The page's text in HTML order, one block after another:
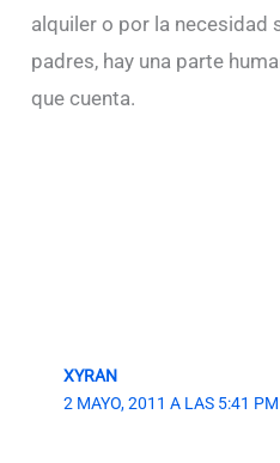
alquiler o por la necesidad
padres, hay una parte
que cuenta.
XYRAN
2 MAYO, 2011 A LAS 5:41 PM